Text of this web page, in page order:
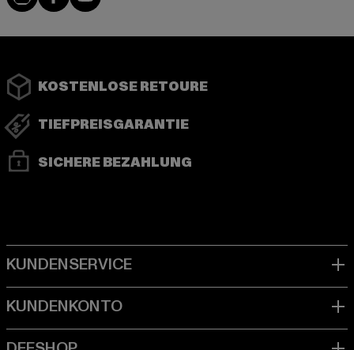
KOSTENLOSE RETOURE
TIEFPREISGARANTIE
SICHERE BEZAHLUNG